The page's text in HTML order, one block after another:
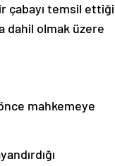
çabayı temsil ettiği
dahil olmak üzere
mahkemeye